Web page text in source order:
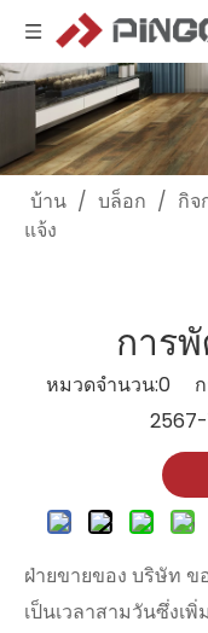
บ้าน / บล็อก / กิจ
แจ้ง
การ
หมวดจำนวน:0กา
ฝ่ายขายของ บริษัท ข
เป็นเวลาสามวันซึ่งเ